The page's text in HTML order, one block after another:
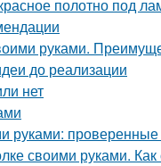
полотно под
руками.
до реализации
нет
руками:
своими руками.